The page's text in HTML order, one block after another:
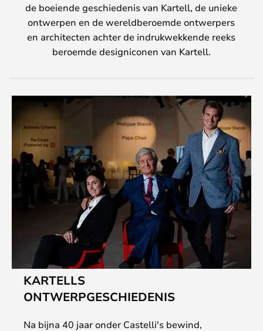
de boeiende geschiedenis van Kartell, de unieke
ontwerpen en de wereldberoemde ontwerpers
en architecten achter de indrukwekkende reeks
beroemde designiconen van Kartell.
KARTELLS
ONTWERPGESCHIEDENIS
Na bijna 40 jaar onder Castelli's bewind,